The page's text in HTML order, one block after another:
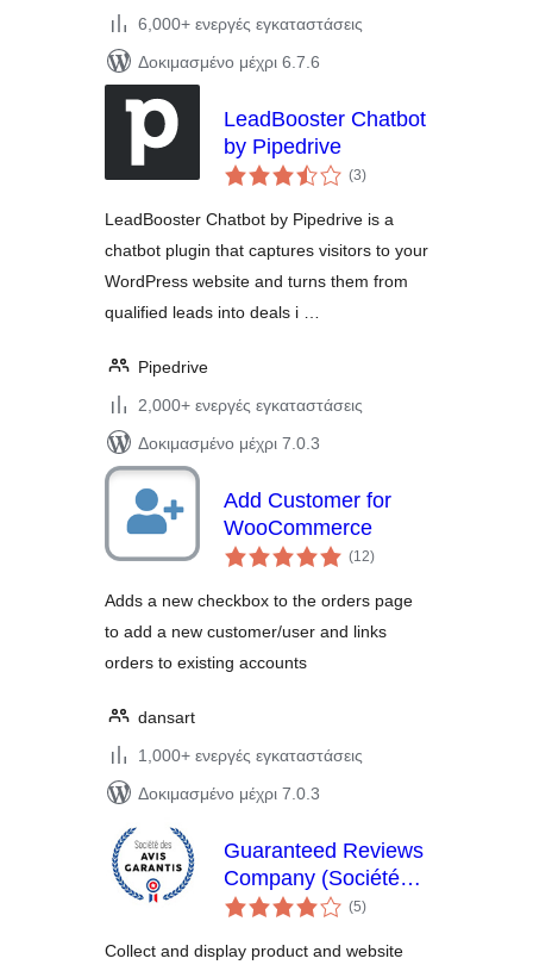
6,000+ ενεργές εγκαταστάσεις
Δοκιμασμένο μέχρι 6.7.6
LeadBooster Chatbot
by Pipedrive
(3αξιολογήσεις
σύνολο
)
LeadBooster Chatbot by Pipedrive is a
chatbot plugin that captures visitors to your
WordPress website and turns them from
qualified leads into deals i …
Pipedrive
2,000+ ενεργές εγκαταστάσεις
Δοκιμασμένο μέχρι 7.0.3
Add Customer for
WooCommerce
(12αξιολογήσεις
σύνολο
)
Adds a new checkbox to the orders page
to add a new customer/user and links
orders to existing accounts
dansart
1,000+ ενεργές εγκαταστάσεις
Δοκιμασμένο μέχρι 7.0.3
Guaranteed Reviews
Company (Société
des Avis Garantis)
(5αξιολογήσεις
σύνολο
)
Collect and display product and website